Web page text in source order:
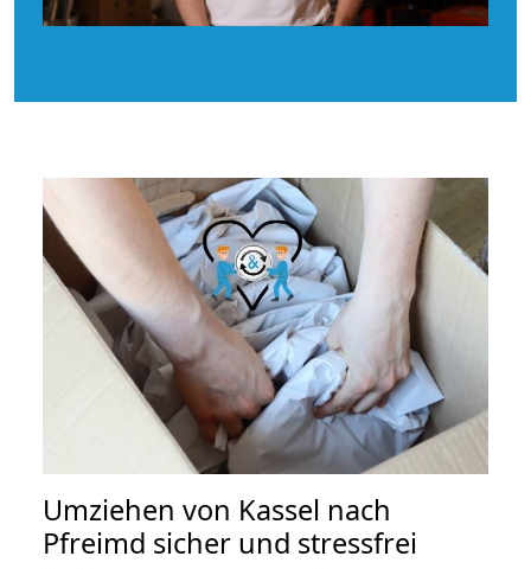
Umziehen von Kassel nach
Pfreimd sicher und stressfrei